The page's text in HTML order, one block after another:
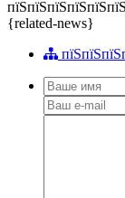
{related-news}